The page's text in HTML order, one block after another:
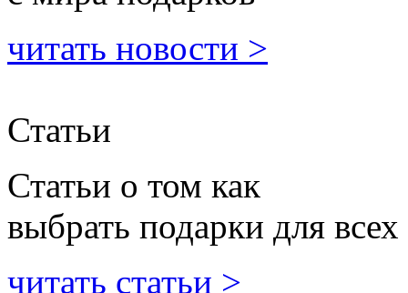
читать новости >
Статьи
Статьи о том как
выбрать подарки для всех
читать статьи >